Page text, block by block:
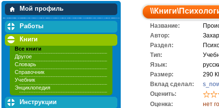
Мой профиль
Мои закладки
Работы
Книги
Все книги
Другое
Словарь
Справочник
Учебник
Энциклопедия
Инструкции
\\Книги\
Название:
Автор:
Раздел:
Тип:
Язык:
Размер:
290
Вклад сделал:
Оценить:
Оценка:
нет